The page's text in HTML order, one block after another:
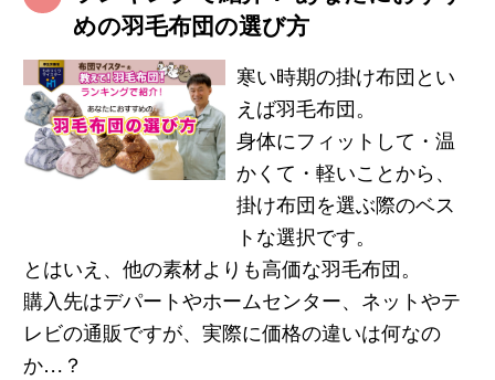
めの羽毛布団の選び方
寒い時期の掛け布団とい
えば羽毛布団。
身体にフィットして・温
かくて・軽いことから、
掛け布団を選ぶ際のベス
トな選択です。
とはいえ、他の素材よりも高価な羽毛布団。
購入先はデパートやホームセンター、ネットやテ
レビの通販ですが、実際に価格の違いは何なの
か…？